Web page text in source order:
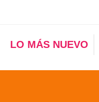
LO MÁS NUEVO